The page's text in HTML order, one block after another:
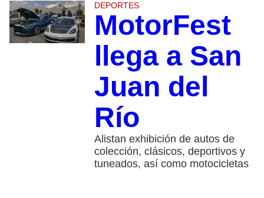
DEPORTES
MotorFest
llega a San
Juan del
Río
Alistan exhibición de autos de
colección, clásicos, deportivos y
tuneados, así como motocicletas